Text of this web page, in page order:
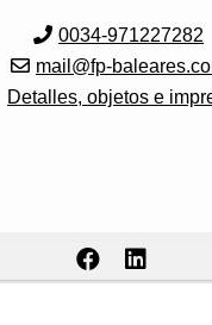
0034-971227282
mail@fp-
Detalles, objetos e